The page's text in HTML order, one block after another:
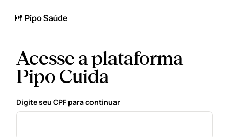
Acesse a plataforma
Pipo Cuida
Digite seu CPF para continuar